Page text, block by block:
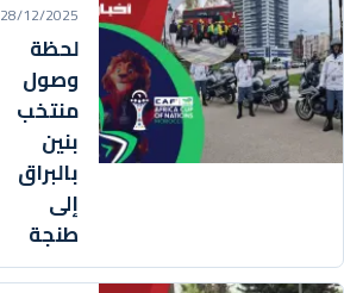
28/12/2025
لحظة
وصول
منتخب
بنين
بالبراق
إلى
طنجة